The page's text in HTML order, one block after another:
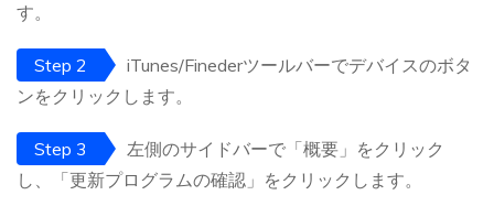
す。
Step 2
iTunes/Finederツールバーでデバイスのボタ
ンをクリックします。
Step 3
左側のサイドバーで「概要」をクリック
し、「更新プログラムの確認」をクリックします。